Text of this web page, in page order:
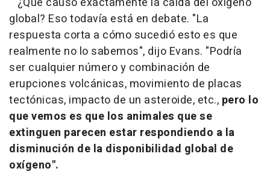
global? Eso todavía está en debate. "La
respuesta corta a cómo sucedió esto es que
realmente no lo sabemos", dijo Evans. "Podría
ser cualquier número y combinación de
erupciones volcánicas, movimiento de placas
tectónicas, impacto de un asteroide, etc., pero lo
que vemos es que los animales que se
extinguen parecen estar respondiendo a la
disminución de la disponibilidad global de
oxígeno".